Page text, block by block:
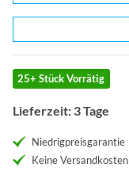
25+ Stück Vorrätig
Lieferzeit: 3 Tage
Niedrigpreisgarantie
Keine Versandkosten